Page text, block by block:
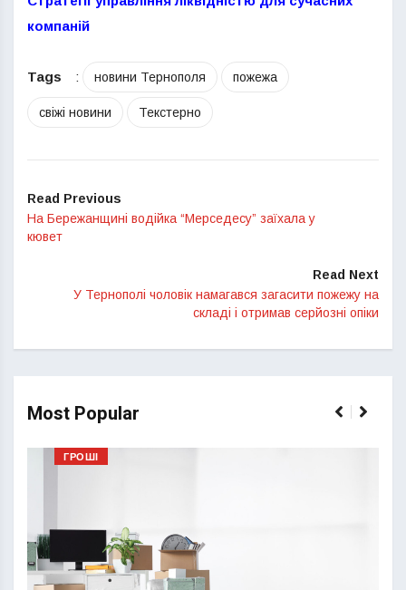
компаній
Tags : новини Тернополя пожежа
свіжі новини Текстерно
Read Previous
На Бережанщині водійка “Мерседесу” заїхала у
кювет
Read Next
У Тернополі чоловік намагався загасити пожежу на
складі і отримав серйозні опіки
Most Popular
ГРОШІ